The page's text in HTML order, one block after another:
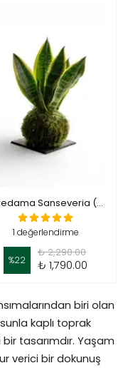
Kokedama Sanseveria (Kokodema Kılıç )
1 değerlendirme
%22
₺ 2,290.00
₺ 1,790.00
biri olan
kaplı toprak
tasarımdır. Yaşam
verici bir dokunuş